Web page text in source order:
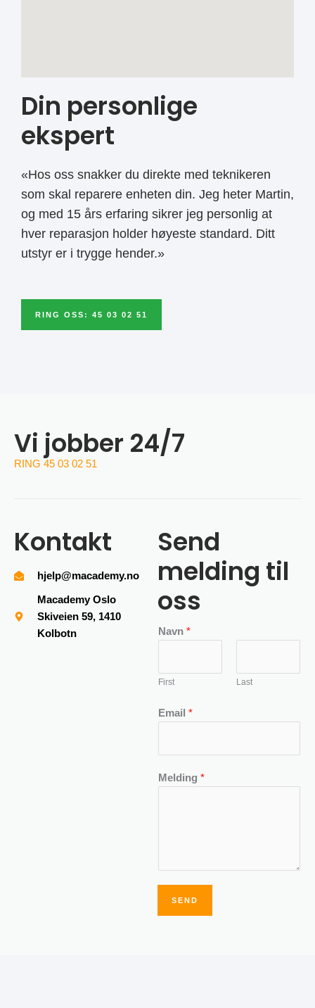
Din personlige
ekspert
«Hos oss snakker du direkte med teknikeren
som skal reparere enheten din. Jeg heter Martin,
og med 15 års erfaring sikrer jeg personlig at
hver reparasjon holder høyeste standard. Ditt
utstyr er i trygge hender.»
RING OSS: 45 03 02 51
Vi jobber 24/7
RING 45 03 02 51
Kontakt
hjelp@macademy.no
Macademy Oslo
Skiveien 59, 1410
Kolbotn
Send
melding til
oss
Navn *
First Last
Email *
Melding *
SEND